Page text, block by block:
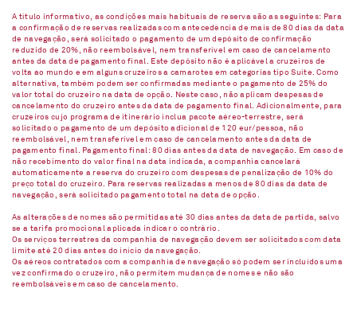
A título informativo, as condições mais habituais de reserva são as seguintes: Para
a confirmação de reservas realizadas com antecedência de mais de 80 dias da data
de navegação, será solicitado o pagamento de um depósito de confirmação
reduzido de 20%, não reembolsável, nem transferível em caso de cancelamento
antes da data de pagamento final. Este depósito não é aplicável a cruzeiros de
volta ao mundo e em alguns cruzeiros a camarotes em categorias tipo Suíte. Como
alternativa, também podem ser confirmadas mediante o pagamento de 25% do
valor total do cruzeiro na data de opção. Neste caso, não aplicam despesas de
cancelamento do cruzeiro antes da data de pagamento final. Adicionalmente, para
cruzeiros cujo programa de itinerário inclua pacote aéreo-terrestre, será
solicitado o pagamento de um depósito adicional de 120 eur/pessoa, não
reembolsável, nem transferível em caso de cancelamento antes da data de
pagamento final. Pagamento final: 80 dias antes da data de navegação. Em caso de
não recebimento do valor final na data indicada, a companhia cancelará
automaticamente a reserva do cruzeiro com despesas de penalização de 10% do
preço total do cruzeiro. Para reservas realizadas a menos de 80 dias da data de
navegação, será solicitado pagamento total na data de opção.
As alterações de nomes são permitidas até 30 dias antes da data de partida, salvo
se a tarifa promocional aplicada indicar o contrário.
Os serviços terrestres da companhia de navegação devem ser solicitados com data
limite até 20 dias antes do início da navegação.
Os aéreos contratados com a companhia de navegação só podem ser incluídos uma
vez confirmado o cruzeiro, não permitem mudança de nomes e não são
reembolsáveis em caso de cancelamento.​